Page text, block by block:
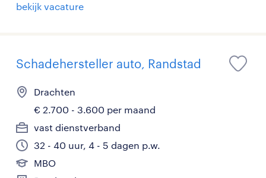
bekijk vacature
Schadehersteller auto, Randstad
Drachten
€ 2.700 - 3.600 per maand
vast dienstverband
32 - 40 uur, 4 - 5 dagen p.w.
MBO